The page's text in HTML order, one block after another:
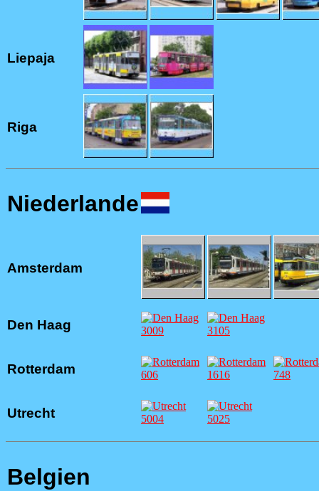
Liepaja
Riga
Niederlande
Amsterdam
Den Haag
Rotterdam
Utrecht
Belgien